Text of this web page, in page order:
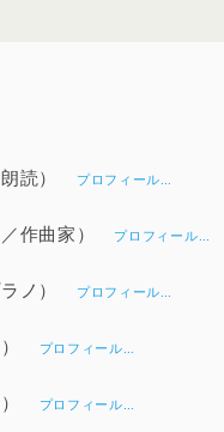
朗読） プロフィール…
／作曲家） プロフィール…
ラノ） プロフィール…
） プロフィール…
） プロフィール…